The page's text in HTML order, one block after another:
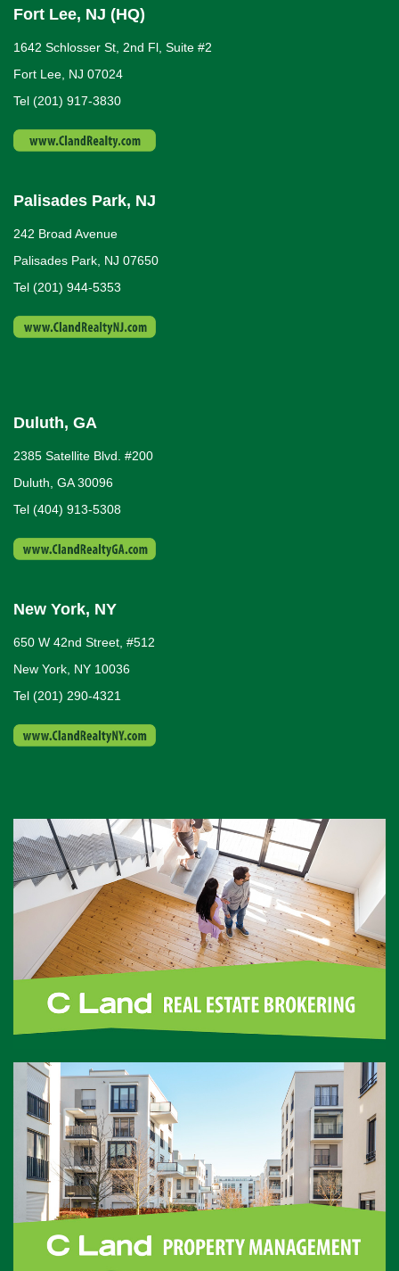
Fort Lee, NJ (HQ)
1642 Schlosser St, 2nd Fl, Suite #2
Fort Lee, NJ 07024
Tel (201) 917-3830
Palisades Park, NJ
242 Broad Avenue
Palisades Park, NJ 07650
Tel (201) 944-5353
Duluth, GA
2385 Satellite Blvd. #200
Duluth, GA 30096
Tel (404) 913-5308
New York, NY
650 W 42nd Street, #512
New York, NY 10036
Tel (201) 290-4321